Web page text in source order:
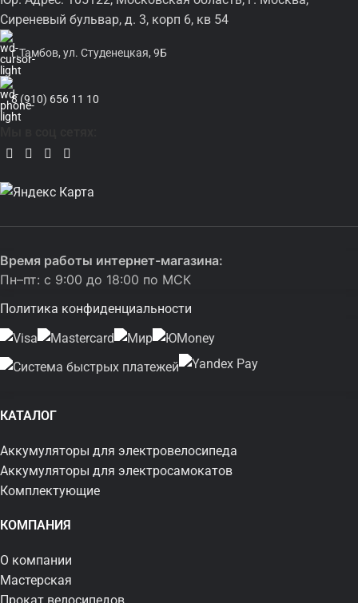
Сиреневый бульвар, д. 3, корп 6, кв 54
г.Тамбов, ул. Студенецкая, 9Б
8 (910) 656 11 10
Время работы интернет-магазина:
Пн–пт: с 9:00 до 18:00 по МСК
Политика конфиденциальности
КАТАЛОГ
Аккумуляторы для электровелосипеда
Аккумуляторы для электросамокатов
Комплектующие
КОМПАНИЯ
О компании
Мастерская